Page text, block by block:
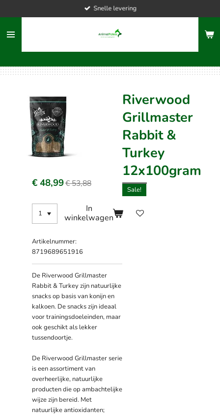
naar
hoofdinhoud
Snelle levering
Riverwood
Grillmaster
Rabbit &
Turkey
12x100gram
Sale!
€ 48,99€ 53,88
In
winkelwagen
Artikelnummer:
8719689651916
De Riverwood Grillmaster
Rabbit & Turkey zijn natuurlijke
snacks op basis van konijn en
kalkoen. De snacks zijn ideaal
voor trainingsdoeleinden, maar
ook geschikt als lekker
tussendoortje.
De Riverwood Grillmaster serie
is een assortiment van
overheerlijke, natuurlijke
producten die op ambachtelijke
wijze zijn bereid. Met
natuurlijke antioxidanten;